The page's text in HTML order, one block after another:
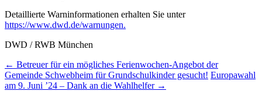
Detaillierte Warninformationen erhalten Sie unter
https://www.dwd.de/warnungen.
DWD / RWB München
Post
navigation
← Betreuer für ein mögliches Ferienwochen-Angebot der
Gemeinde Schwebheim für Grundschulkinder gesucht! Europawahl
am 9. Juni ’24 – Dank an die Wahlhelfer →